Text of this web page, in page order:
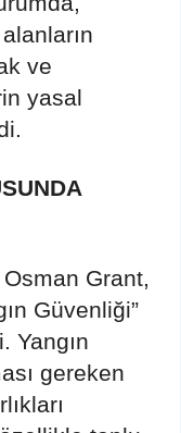
ve
yasal
Grant,
Güvenliği”
Yangın
gereken